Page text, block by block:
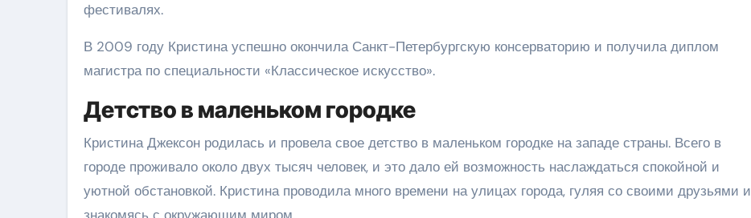
фестивалях.
В 2009 году Кристина успешно окончила Санкт-Петербургскую консерваторию и получила диплом
магистра по специальности «Классическое искусство».
Детство в маленьком городке
Кристина Джексон родилась и провела свое детство в маленьком городке на западе страны. Всего в
городе проживало около двух тысяч человек, и это дало ей возможность наслаждаться спокойной и
уютной обстановкой. Кристина проводила много времени на улицах города, гуляя со своими друзьями и